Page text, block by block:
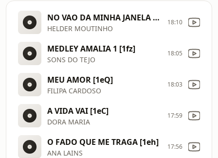
NO VAO DA MINHA JANELA [1eV]
HELDER MOUTINHO
18:10
MEDLEY AMALIA 1 [1fz]
SONS DO TEJO
18:05
MEU AMOR [1eQ]
FILIPA CARDOSO
18:03
A VIDA VAI [1eC]
DORA MARIA
17:59
O FADO QUE ME TRAGA [1eh]
ANA LAINS
17:56